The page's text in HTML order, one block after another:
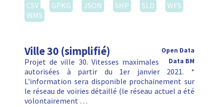
CSV
GPKG JSON SHP SLD
WFS
WMS
Ville 30 (simplifié)
Open Data
Data BM
Projet de ville 30. Vitesses maximales
autorisées à partir du 1er janvier 2021. *
L'information sera disponible prochainement sur
le réseau de voiries détaillé (le réseau actuel a été
volontairement …